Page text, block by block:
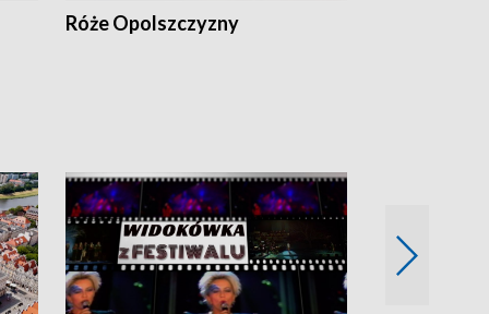
Róże Opolszczyzny